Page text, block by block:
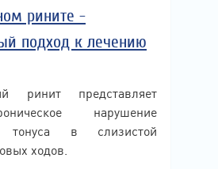
рините -
подход к лечению
ринит представляет
нарушение
тонуса в слизистой
ходов.